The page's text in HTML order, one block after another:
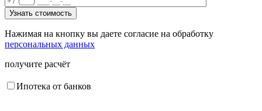
Нажимая на кнопку вы даете согласие на обработку
персональных данных
получите расчёт
Ипотека от банков